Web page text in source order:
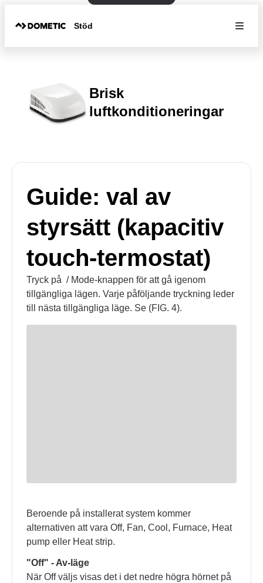
Stöd
Brisk
luftkonditioneringar
Guide: val av
styrsätt (kapacitiv
touch-termostat)
Tryck på / Mode-knappen för att gå igenom
tillgängliga lägen. Varje påföljande tryckning leder
till nästa tillgängliga läge. Se (FIG. 4).
Beroende på installerat system kommer
alternativen att vara Off, Fan, Cool, Furnace, Heat
pump eller Heat strip.
"Off" - Av-läge
När Off väljs visas det i det nedre högra hörnet på